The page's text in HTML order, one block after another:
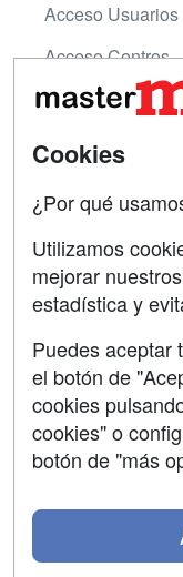
Acceso Usuarios
Acceso Centros
Contactar
Copyleft
Grupo formazion:
Cookies
¿Por qué
Utilizamos
mejorar
estadística y
Puedes aceptar
el botón de
cookies
cookies" o
botón de "más